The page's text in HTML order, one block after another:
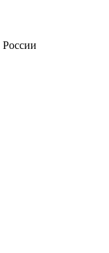
России